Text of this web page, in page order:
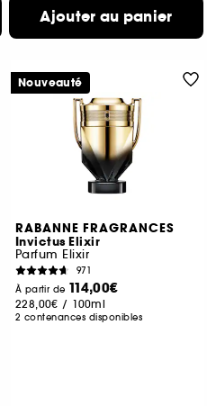
Ajouter au panier
RABANNE FRAGRANCES
Invictus Elixir
Parfum Elixir
971
À partir de 114,00€
228,00€ / 100ml
2 contenances disponibles
Nouveauté